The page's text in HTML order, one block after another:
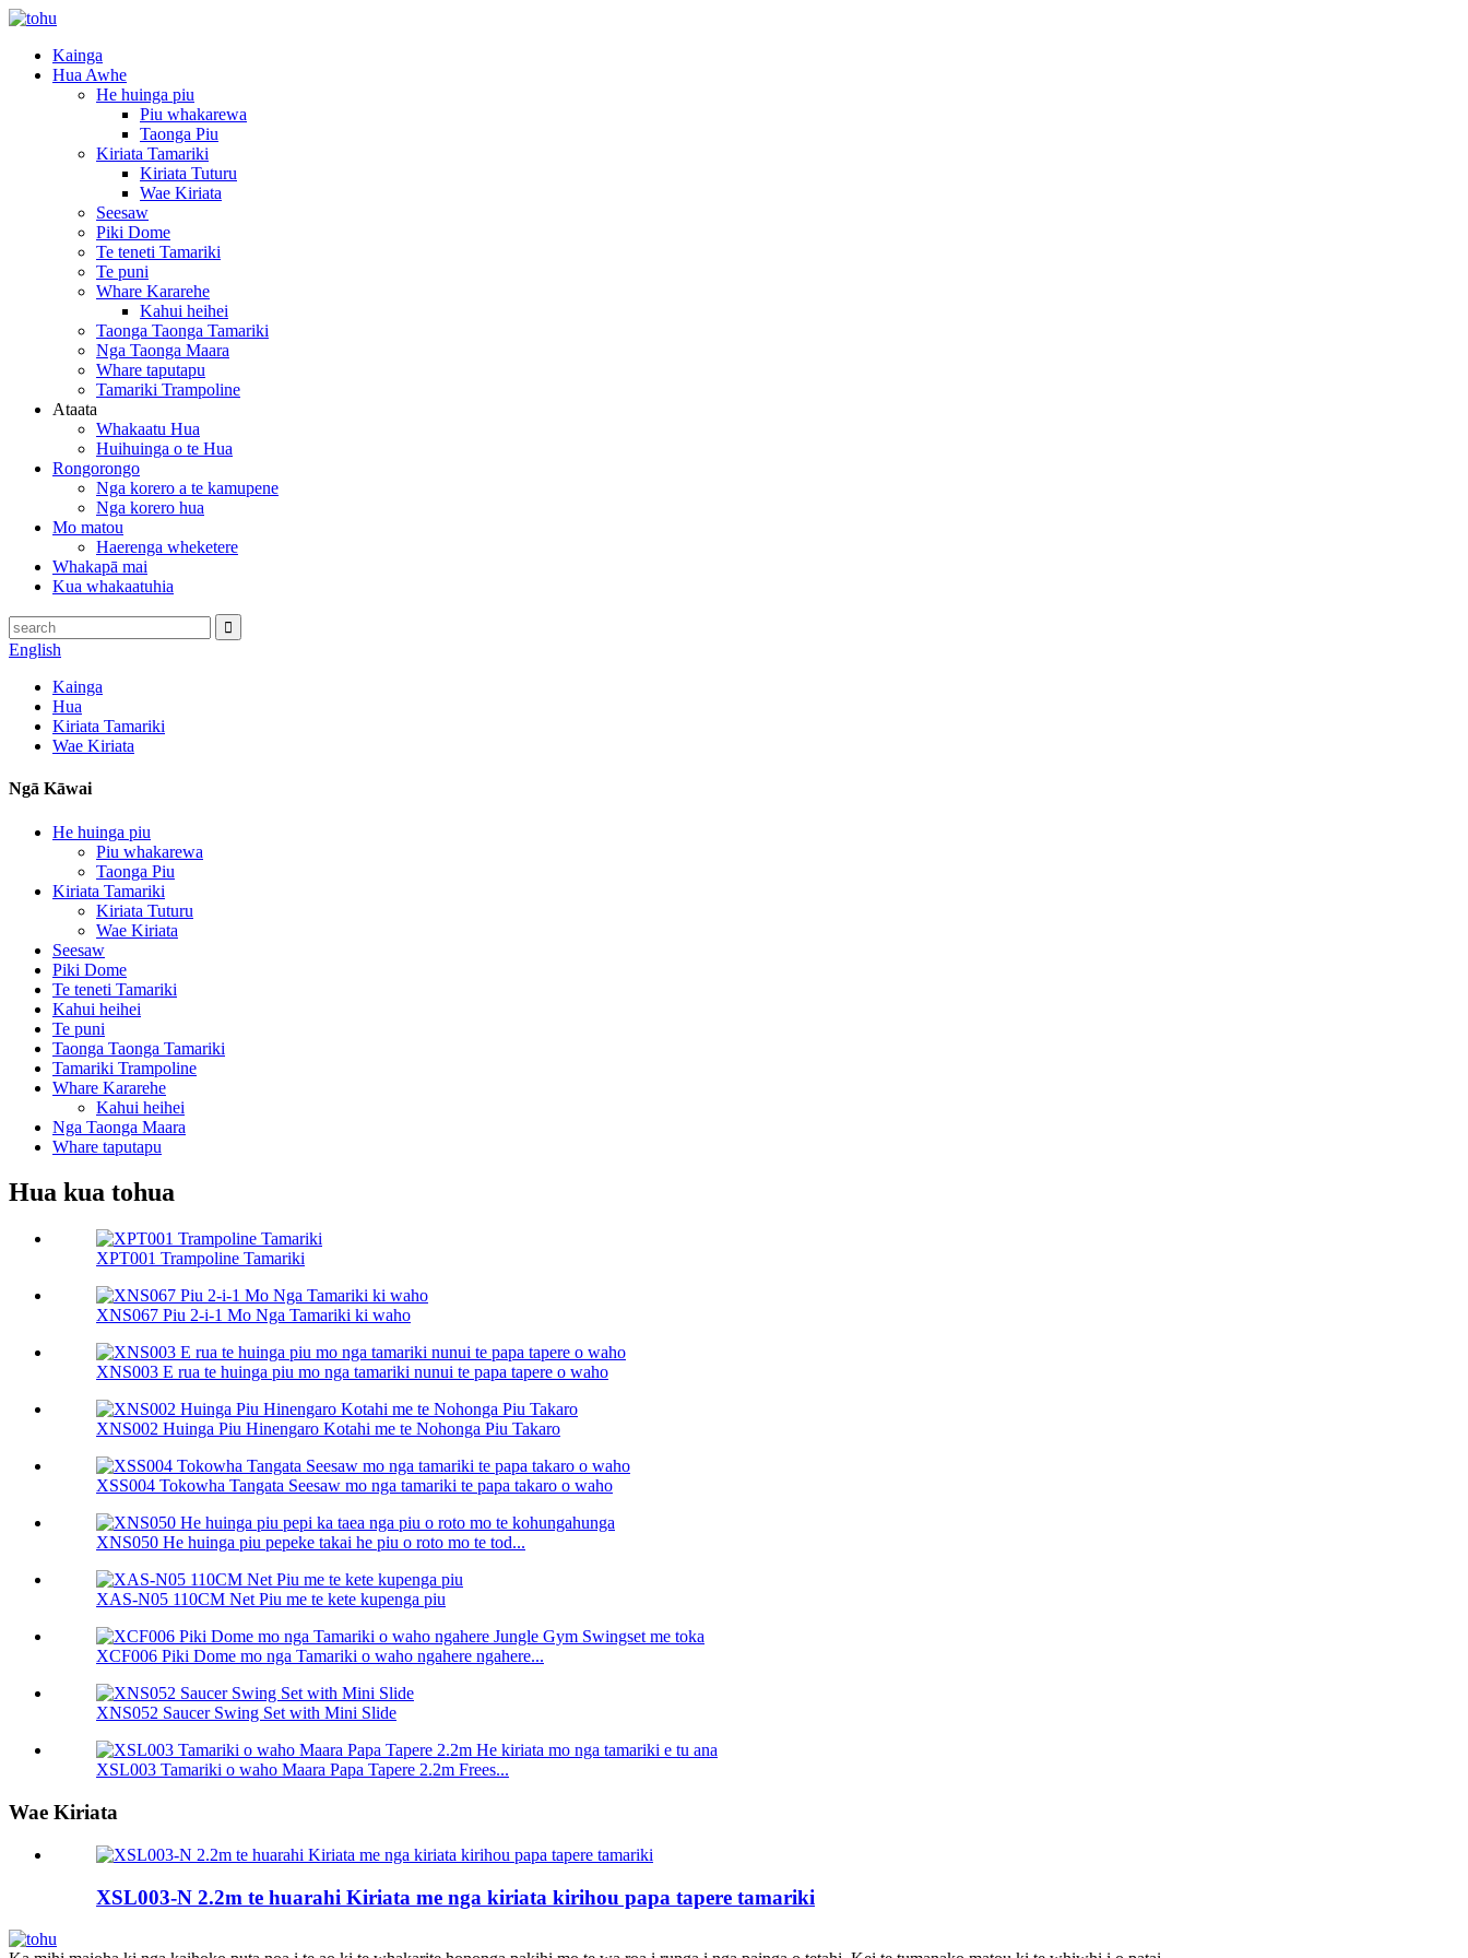
Kainga
Hua Awhe
He huinga piu
Piu whakarewa
Taonga Piu
Kiriata Tamariki
Kiriata Tuturu
Wae Kiriata
Seesaw
Piki Dome
Te teneti Tamariki
Te puni
Whare Kararehe
Kahui heihei
Taonga Taonga Tamariki
Nga Taonga Maara
Whare taputapu
Tamariki Trampoline
Ataata
Whakaatu Hua
Huihuinga o te Hua
Rongorongo
Nga korero a te kamupene
Nga korero hua
Mo matou
Haerenga wheketere
Whakapā mai
Kua whakaatuhia
English
Kainga
Hua
Kiriata Tamariki
Wae Kiriata
Ngā Kāwai
He huinga piu
Piu whakarewa
Taonga Piu
Kiriata Tamariki
Kiriata Tuturu
Wae Kiriata
Seesaw
Piki Dome
Te teneti Tamariki
Kahui heihei
Te puni
Taonga Taonga Tamariki
Tamariki Trampoline
Whare Kararehe
Kahui heihei
Nga Taonga Maara
Whare taputapu
Hua kua tohua
XPT001 Trampoline Tamariki
XNS067 Piu 2-i-1 Mo Nga Tamariki ki waho
XNS003 E rua te huinga piu mo nga tamariki nunui te papa tapere o waho
XNS002 Huinga Piu Hinengaro Kotahi me te Nohonga Piu Takaro
XSS004 Tokowha Tangata Seesaw mo nga tamariki te papa takaro o waho
XNS050 He huinga piu pepeke takai he piu o roto mo te tod...
XAS-N05 110CM Net Piu me te kete kupenga piu
XCF006 Piki Dome mo nga Tamariki o waho ngahere ngahere...
XNS052 Saucer Swing Set with Mini Slide
XSL003 Tamariki o waho Maara Papa Tapere 2.2m Frees...
Wae Kiriata
XSL003-N 2.2m te huarahi Kiriata me nga kiriata kirihou papa tapere tamariki